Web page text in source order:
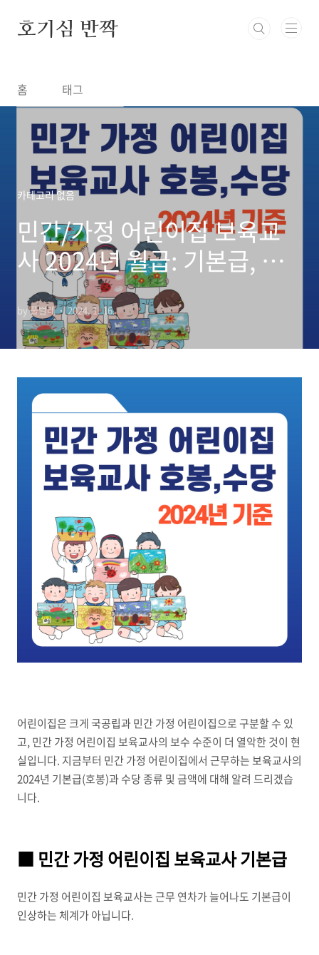
호기심 반짝
홈 태그
카테고리 없음
민간/가정 어린이집 보육교
사 2024년 월급: 기본급, 수
당 종류, 금액
by 풀벌레 2024. 1. 16.
어린이집은 크게 국공립과 민간 가정 어린이집으로 구분할 수 있
고, 민간 가정 어린이집 보육교사의 보수 수준이 더 열악한 것이 현
실입니다. 지금부터 민간 가정 어린이집에서 근무하는 보육교사의
2024년 기본급(호봉)과 수당 종류 및 금액에 대해 알려 드리겠습
니다.
■ 민간 가정 어린이집 보육교사 기본급
민간 가정 어린이집 보육교사는 근무 연차가 늘어나도 기본급이
인상하는 체계가 아닙니다.